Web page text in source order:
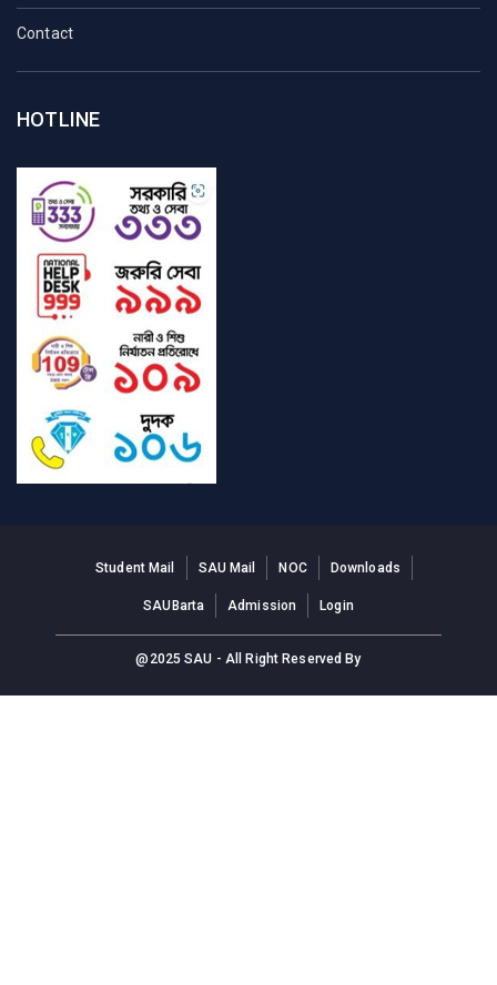
Contact
HOTLINE
Student Mail SAU Mail NOC Downloads
SAUBarta Admission Login
@2025 SAU - All Right Reserved By